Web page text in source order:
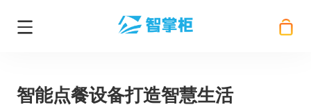
智能点餐设备打造智慧生活